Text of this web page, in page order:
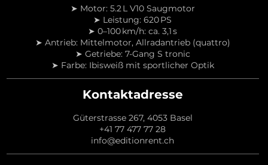
d
s
➤ Motor: 5.2 L V10 Saugmotor
➤ Leistung: 620 PS
➤ 0–100 km/h: ca. 3,1 s
➤ Antrieb: Mittelmotor, Allradantrieb (quattro)
➤ Getriebe: 7-Gang S tronic
➤ Farbe: Ibisweiß mit sportlicher Optik
Kontaktadresse
Güterstrasse 267, 4053 Basel
+41 77 477 77 28
info@editionrent.ch